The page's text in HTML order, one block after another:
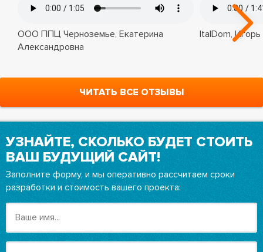
ООО ППЦ Черноземье, Екатерина
Александровна
ItalDom, Игорь
ЧИТАТЬ ВСЕ ОТЗЫВЫ
УЗНАЙТЕ, СКОЛЬКО БУДЕТ СТОИТЬ
ВАШ БУДУЩИЙ САЙТ!
Заполните форму, и мы оперативно рассчитаем сроки
разработки и стоимость вашего проекта: